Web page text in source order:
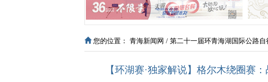
您的位置： 青海新闻网 / 第二十一届环青海湖国际公路自
【环湖赛·独家解说】格尔木绕圈赛